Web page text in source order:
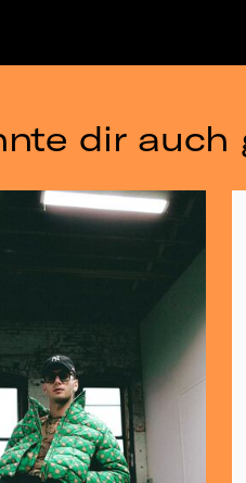
dir auch